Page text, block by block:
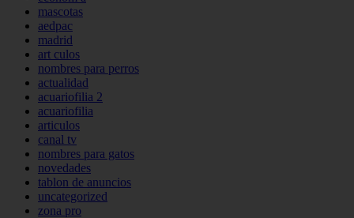
mascotas
aedpac
madrid
art culos
nombres para perros
actualidad
acuariofilia 2
acuariofilia
articulos
canal tv
nombres para gatos
novedades
tablon de anuncios
uncategorized
zona pro